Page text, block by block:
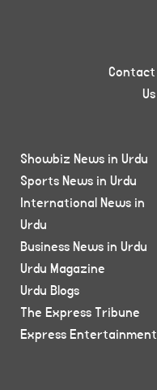
Contact
Us
Showbiz News in Urdu
Sports News in Urdu
International News in
Urdu
Business News in Urdu
Urdu Magazine
Urdu Blogs
The Express Tribune
Express Entertainment